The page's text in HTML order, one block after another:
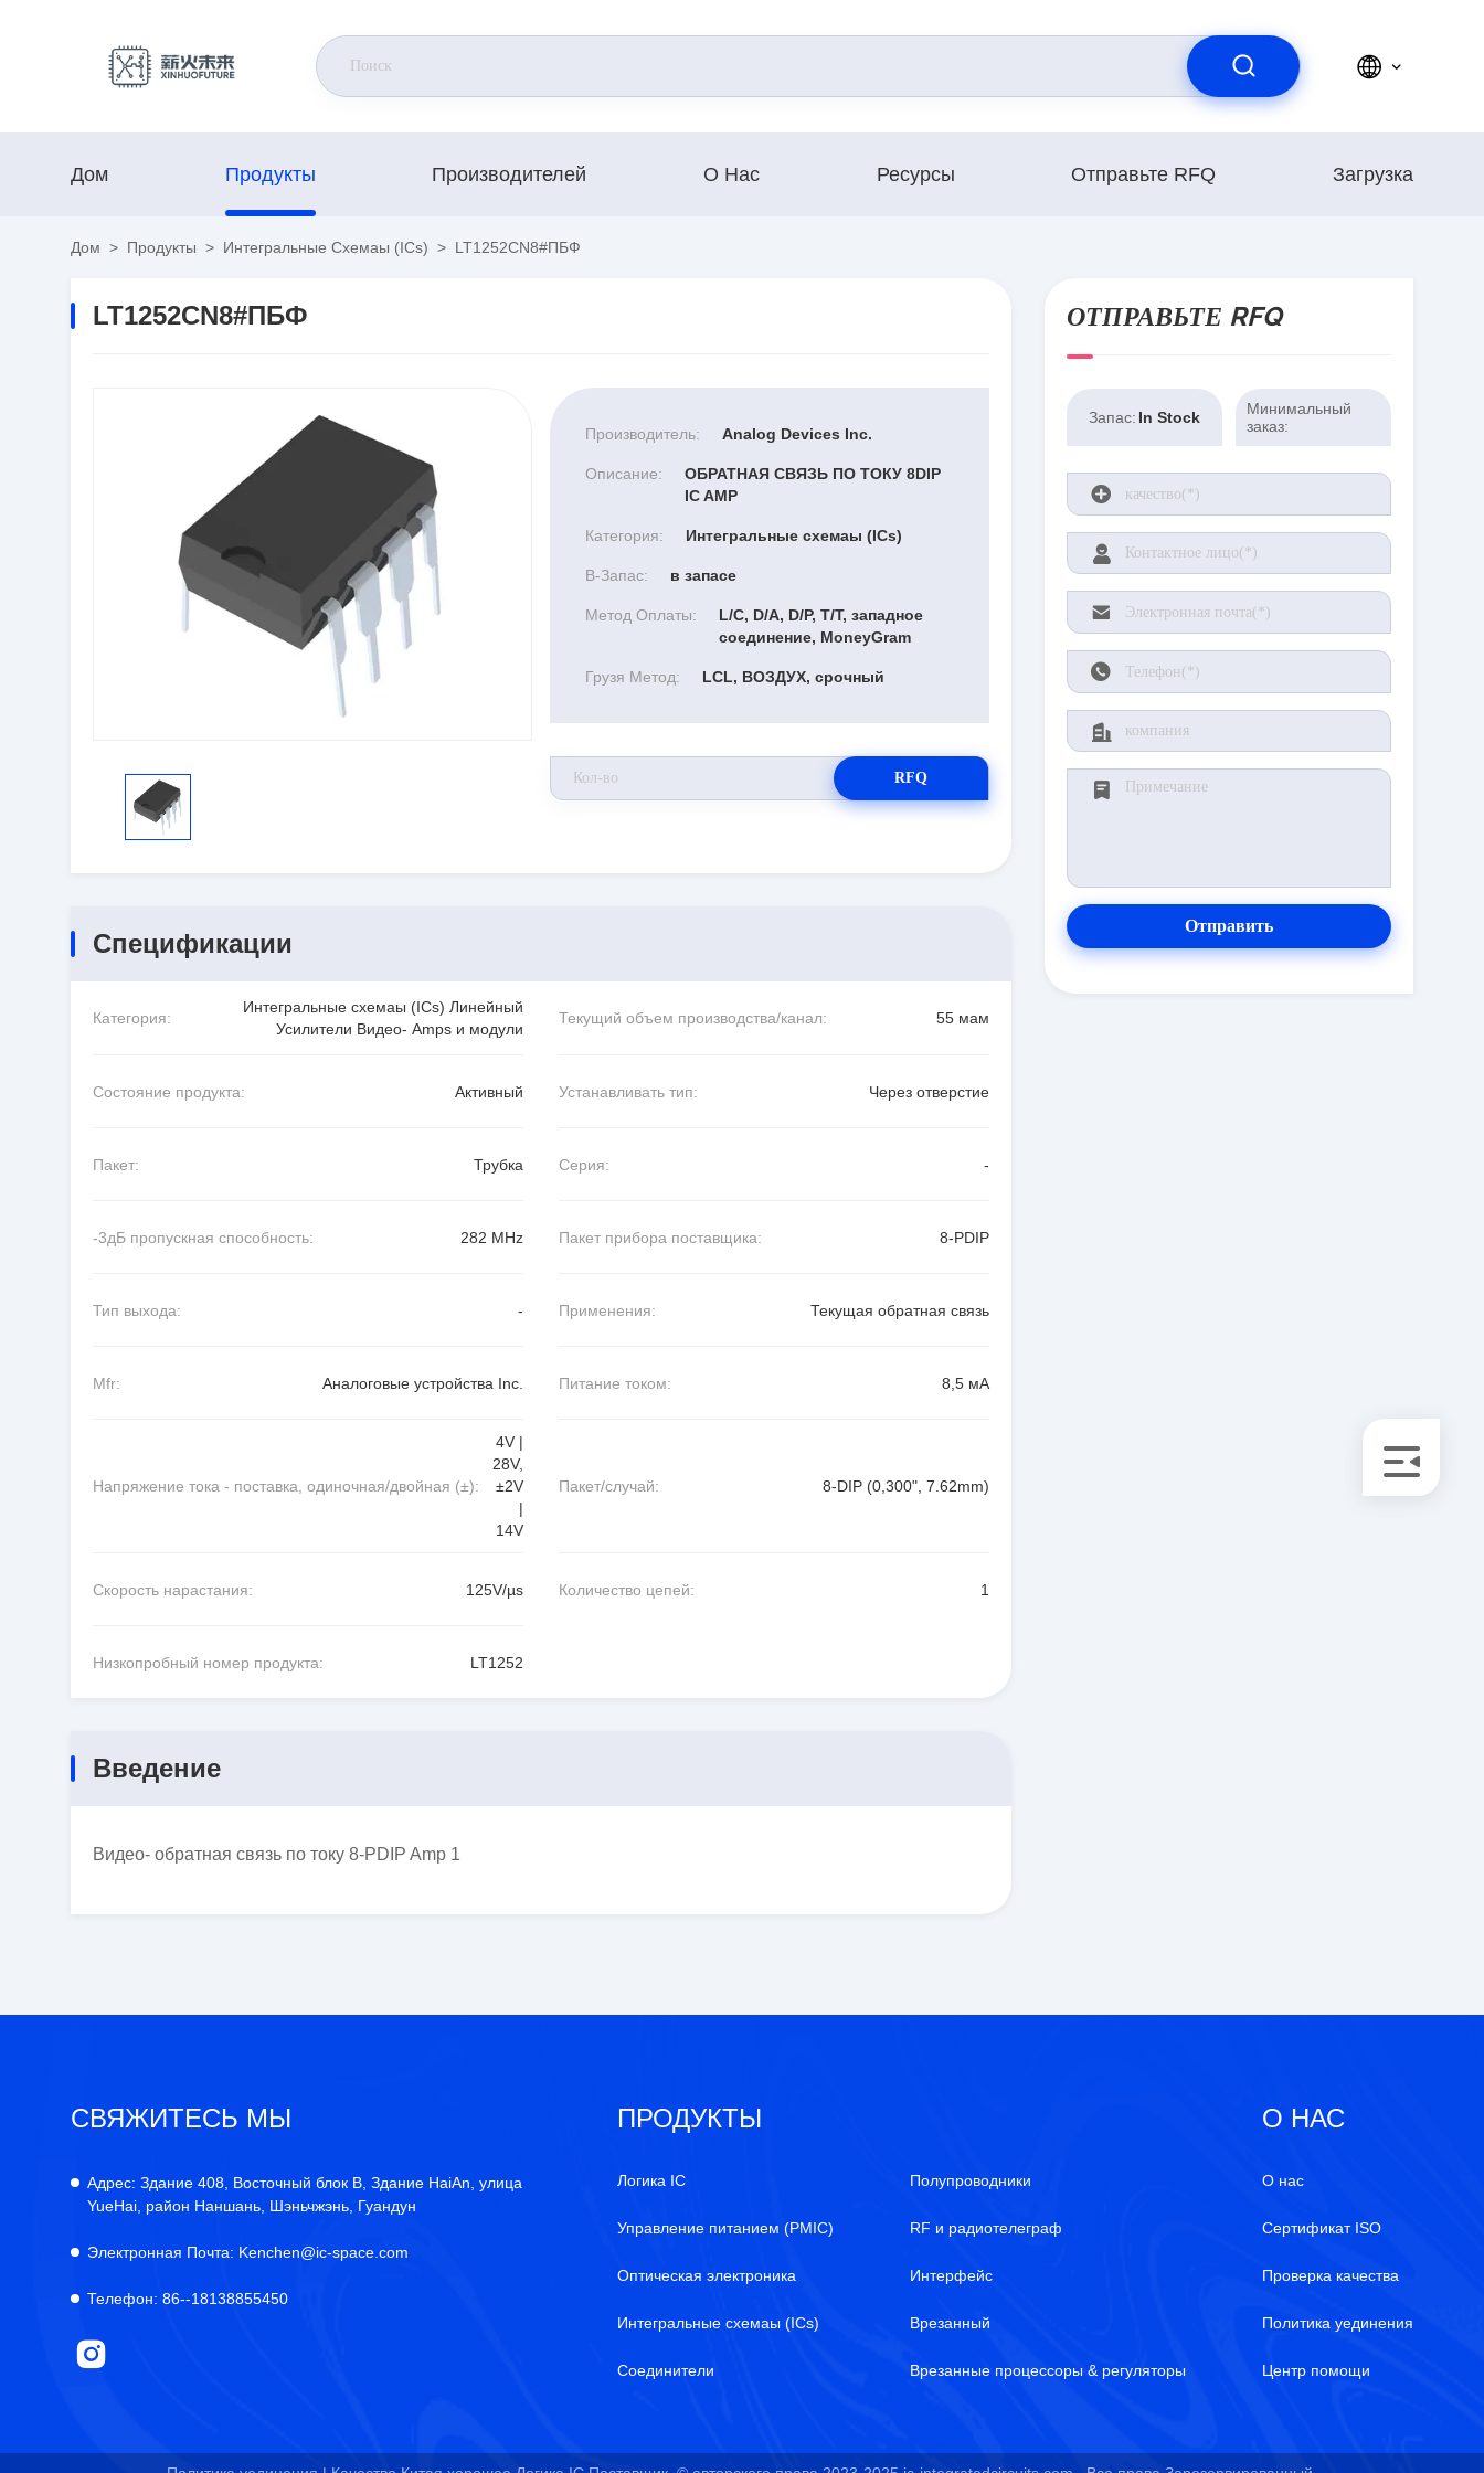
Дом Продукты Производителей О Нас Ресурсы Отправьте RFQ Загрузка
Дом > Продукты > Интегральные Схемаы (ICs) > LT1252CN8#ПБФ
LT1252CN8#ПБФ
Производитель: Analog Devices Inc.
Описание:
ОБРАТНАЯ СВЯЗЬ ПО ТОКУ 8DIP
IC AMP
Категория: Интегральные схемаы (ICs)
В-Запас: в запасе
Метод Оплаты:
L/C, D/A, D/P, T/T, западное
соединение, MoneyGram
Грузя Метод: LCL, ВОЗДУХ, срочный
RFQ
Спецификации
Категория:
Интегральные схемаы (ICs) Линейный
Усилители Видео- Amps и модули
Текущий объем производства/канал: 55 мам
Состояние продукта: Активный Устанавливать тип: Через отверстие
Пакет: Трубка Серия: -
-3дБ пропускная способность: 282 MHz Пакет прибора поставщика: 8-PDIP
Тип выхода: - Применения: Текущая обратная связь
Mfr: Аналоговые устройства Inc. Питание током: 8,5 мА
Напряжение тока - поставка, одиночная/двойная (±):
4V |
28V,
±2V
|
14V
Пакет/случай: 8-DIP (0,300", 7.62mm)
Скорость нарастания: 125V/µs Количество цепей: 1
Низкопробный номер продукта: LT1252
Введение
Видео- обратная связь по току 8-PDIP Amp 1
ОТПРАВЬТЕ RFQ
Запас: In Stock
Минимальный
заказ:
Отправить
СВЯЖИТЕСЬ МЫ
Адрес: Здание 408, Восточный блок B, Здание HaiAn, улица
YueHai, район Наншань, Шэньчжэнь, Гуандун
Электронная Почта: Kenchen@ic-space.com
Телефон: 86--18138855450
ПРОДУКТЫ
Логика IC
Управление питанием (PMIC)
Оптическая электроника
Интегральные схемаы (ICs)
Соединители
Полупроводники
RF и радиотелеграф
Интерфейс
Врезанный
Врезанные процессоры & регуляторы
О НАС
О нас
Сертификат ISO
Проверка качества
Политика уединения
Центр помощи